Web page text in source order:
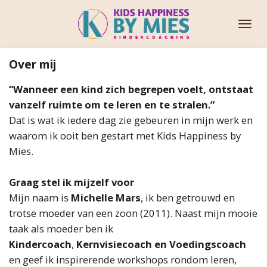
de
hoofdinhoud
Over mij
“Wanneer een kind zich begrepen voelt, ontstaat
vanzelf ruimte om te leren en te stralen.”
Dat is wat ik iedere dag zie gebeuren in mijn werk en
waarom ik ooit ben gestart met Kids Happiness by
Mies.
Graag stel ik mijzelf voor
Mijn naam is Michelle Mars, ik ben getrouwd en
trotse moeder van een zoon (2011). Naast mijn mooie
taak als moeder ben ik
Kindercoach, Kernvisiecoach en Voedingscoach
en geef ik inspirerende workshops rondom leren,